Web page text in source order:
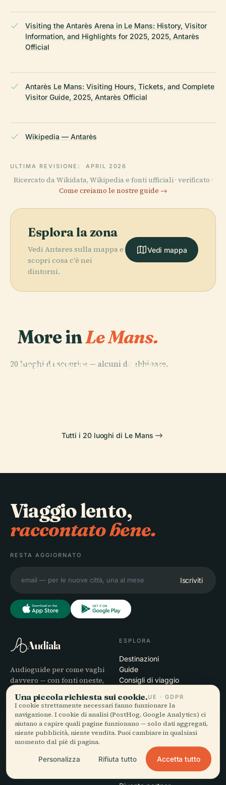
Visiting the Antarès Arena in Le Mans: History, Visitor
Information, and Highlights for 2025, 2025, Antarès
Official
Antarès Le Mans: Visiting Hours, Tickets, and Complete
Visitor Guide, 2025, Antarès Official
Wikipedia — Antarès
ULTIMA REVISIONE: APRIL 2026
Ricercato da Wikidata, Wikipedia e fonti ufficiali · verificato ·
Come creiamo le nostre guide →
Esplora la zona
Vedi Antares sulla mappa e
scopri cosa c'è nei
dintorni.
Vedi mappa
More inLe Mans.
20 luoghi da scoprire — alcuni da abbinare.
Cattedrale di
PLACE
Municipale di le
PLACE PLACE
Tutti i 20 luoghi di Le Mans
Viaggio lento,
raccontato bene.
RESTA AGGIORNATO
Iscriviti
Audiala
Audioguide per come vaghi
davvero — con fonti oneste,
scaricate una volta sola.
ESPLORA
Destinazioni
Guide
Consigli di viaggio
Scarica
AZIENDA
Chi siamo
AIUTO
Risoluzione dei problemi
dell'app
Una piccola richiesta sui cookie.UE · GDPR
I cookie strettamente necessari fanno funzionare la
navigazione. I cookie di analisi (PostHog, Google Analytics) ci
aiutano a capire quali pagine funzionano — solo dati aggregati,
niente pubblicità, niente vendita. Puoi cambiare in qualsiasi
momento dal piè di pagina.
Personalizza Rifiuta tutto Accetta tutto